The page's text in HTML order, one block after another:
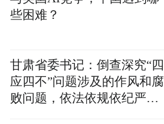
些困难？
甘肃省委书记：倒查深究“四
应四不”问题涉及的作风和腐
败问题，依法依规依纪严肃